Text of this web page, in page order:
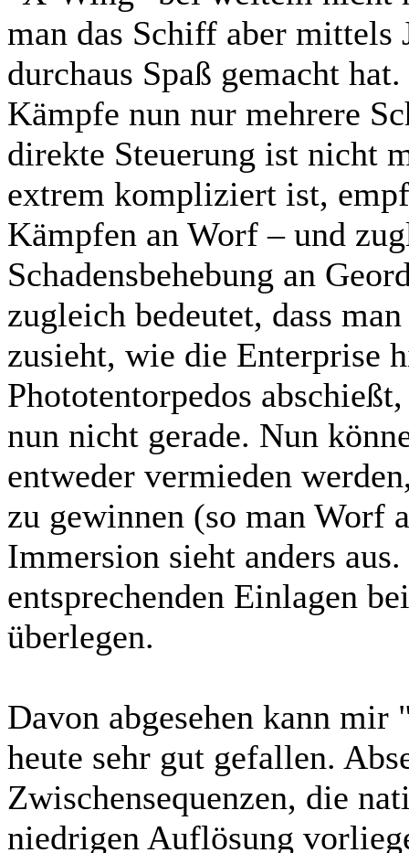
man das Schiff aber mittels
durchaus Spaß gemacht
Kämpfe nun nur mehrere
direkte Steuerung ist nicht
extrem kompliziert ist,
Kämpfen an Worf – und
Schadensbehebung an
zugleich bedeutet, dass
zusieht, wie die Enterprise
Phototentorpedos
nun nicht gerade. Nun
entweder vermieden
zu gewinnen (so man Worf
Immersion sieht anders
entsprechenden Einlagen
überlegen.
Davon abgesehen kann
heute sehr gut gefallen.
Zwischensequenzen, die
niedrigen Auflösung